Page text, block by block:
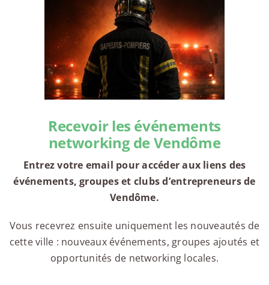
Recevoir les événements
networking de Vendôme
Entrez votre email pour accéder aux liens des
événements, groupes et clubs d’entrepreneurs de
Vendôme.
Vous recevrez ensuite uniquement les nouveautés de
cette ville : nouveaux événements, groupes ajoutés et
opportunités de networking locales.